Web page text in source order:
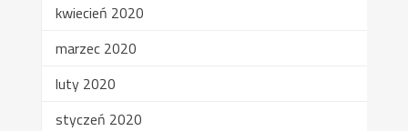
kwiecień 2020
marzec 2020
luty 2020
styczeń 2020